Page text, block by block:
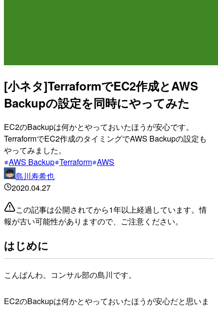
[小ネタ]TerraformでEC2作成とAWS
Backupの設定を同時にやってみた
EC2のBackupは何かとやっておいたほうが安心です。
TerraformでEC2作成のタイミングでAWS Backupの設定も
やってみました。
AWS Backup Terraform AWS
島川寿希也
2020.04.27
この記事は公開されてから1年以上経過しています。情
報が古い可能性がありますので、ご注意ください。
はじめに
こんばんわ。コンサル部の島川です。
EC2のBackupは何かとやっておいたほうが安心だと思いま